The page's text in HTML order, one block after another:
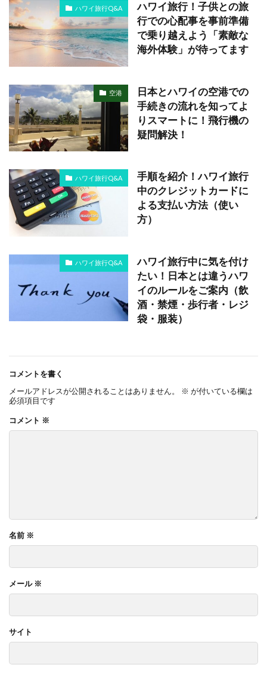
ハワイ旅行Q&A
ハワイ旅行！子供との旅
行での心配事を事前準備
で乗り越えよう「素敵な
海外体験」が待ってます
空港
日本とハワイの空港での
手続きの流れを知ってよ
りスマートに！飛行機の
疑問解決！
ハワイ旅行Q&A
手順を紹介！ハワイ旅行
中のクレジットカードに
よる支払い方法（使い
方）
ハワイ旅行Q&A
ハワイ旅行中に気を付け
たい！日本とは違うハワ
イのルールをご案内（飲
酒・禁煙・歩行者・レジ
袋・服装）
コメントを書く
メールアドレスが公開されることはありません。
※ が付いている欄は
必須項目です
コメント ※
名前 ※
メール ※
サイト